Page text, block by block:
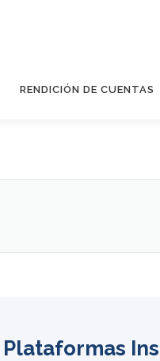
RENDICIÓN DE CUENTAS
Plataformas